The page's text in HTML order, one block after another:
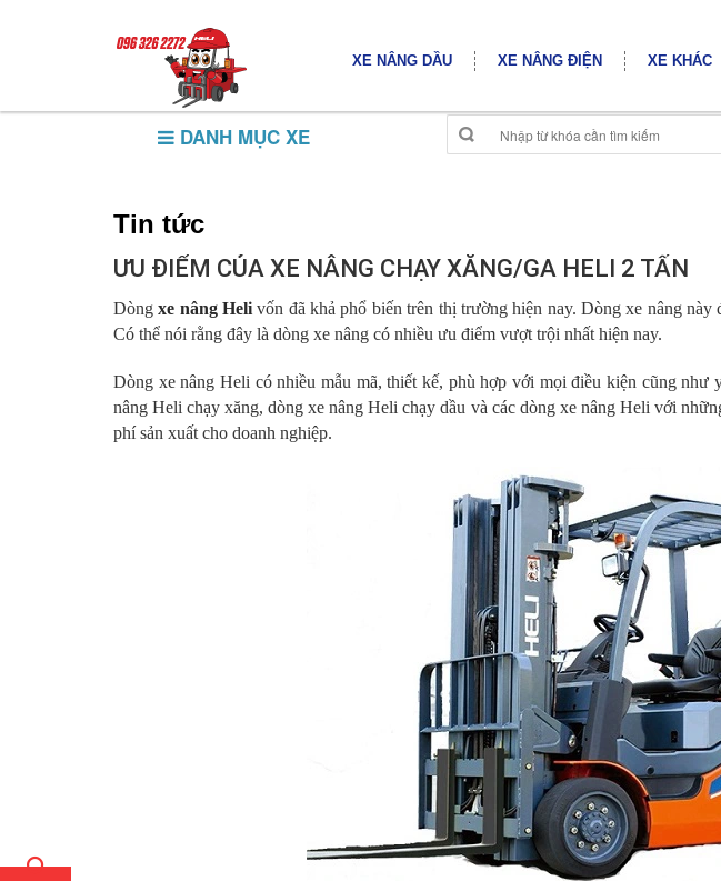
XE NÂNG DẦU XE NÂNG ĐIỆN XE KHÁC
DANH MỤC XE
Tin tức
ƯU ĐIỂM CỦA XE NÂNG CHẠY XĂNG/GA HELI 2 TẤN
Dòngxe nâng Heli vốn đã khả phổ biến trên thị trường hiện nay. Dòng xe nâng
Có thể nói rằng đây là dòng xe nâng có nhiều ưu điểm vượt trội nhất hiện nay.
Dòng xe nâng Heli có nhiều mẫu mã, thiết kế, phù hợp với mọi điều kiện cũng như
nâng Heli chạy xăng, dòng xe nâng Heli chạy dầu và các dòng xe nâng Heli với
phí sản xuất cho doanh nghiệp.